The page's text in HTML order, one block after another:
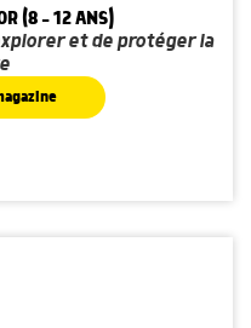
(8 - 12 ANS)
et de protéger la